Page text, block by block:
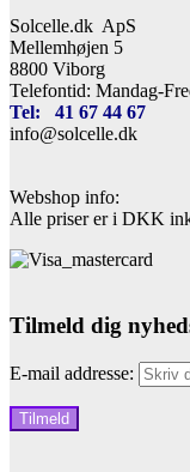
Solcelle.dk ApS
Mellemhøjen 5
8800 Viborg
Telefontid: Mandag-
Tel: 41 67 44 67
info@solcelle.dk
Webshop info:
Alle priser er i DKK
Tilmeld dig
E-mail addresse: